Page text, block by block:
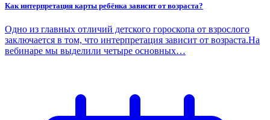
Как интерпретация карты ребёнка зависит от возраста?
Одно из главных отличий детского гороскопа от взрослого
заключается в том, что интерпретация зависит от возраста.На
вебинаре мы выделили четыре основных…